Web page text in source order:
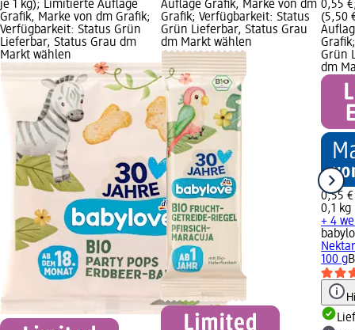
je 1 kg); Limitierte Auflage
Grafik, Marke von dm Grafik;
Verfügbarkeit: Status Grün
Lieferbar, Status Grau dm
Markt wählen
Auflage Grafik, Marke von dm
Grafik; Verfügbarkeit: Status
Grün Lieferbar, Status Grau
dm Markt wählen
0,55
(5,50
Grün
dm
0,55 €
0,1 kg
+ 4
100 g